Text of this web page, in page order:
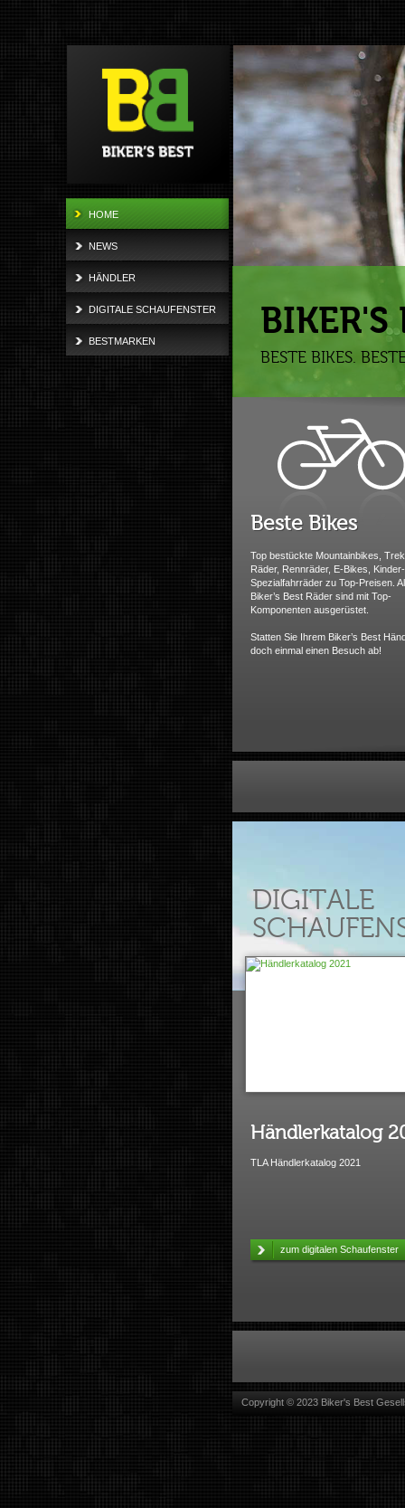
HOME
NEWS
HÄNDLER
DIGITALE SCHAUFENSTER
BESTMARKEN BIKER'S
BESTE BIKES.
Beste Bikes
Top bestückte Mountainbikes,
Räder, Rennräder, E-Bikes,
Spezialfahrräder zu Top-Preisen.
Biker’s Best Räder sind mit Top-
Komponenten ausgerüstet.
Statten Sie Ihrem Biker’s Best
doch einmal einen Besuch ab!
DIGITALE
Händlerkatalog
TLA Händlerkatalog 2021
zum digitalen Schaufenster
Copyright © 2023 Biker's Best